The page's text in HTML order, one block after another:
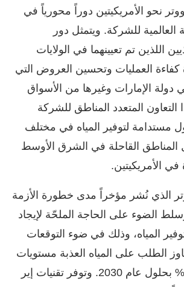
نحو الأمريكيتين دوراً محورياً في
العالمية للشركة. ويتمثل دور
اللذين تم تعيينهما في الولايات
كفاءة العمليات وتحسين العروض التي
دولة الإمارات وغيرها من الأسواق
التعاون المتعدد المناطق للشركة
مستدامة لتوفير المياه في مختلف
المناطق القاحلة في الشرق الأوسط
في الأمريكيتين.
الذي نُشر مؤخراً مدى خطورة الأزمة
وسلط الضوء على الحاجة الملحّة لإيجاد
المياه، وذلك في ضوء التوقعات
الطلب على المياه العذبة مستويات
العرض بنسبة 40% بحلول عام 2030. وتوفر تقنيات إير